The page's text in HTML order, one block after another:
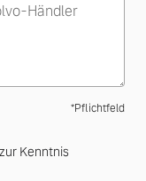
undHändler
*Pflichtfeld
zur Kenntnis